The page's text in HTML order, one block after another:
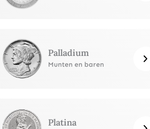
Palladium
Munten en baren
Platina